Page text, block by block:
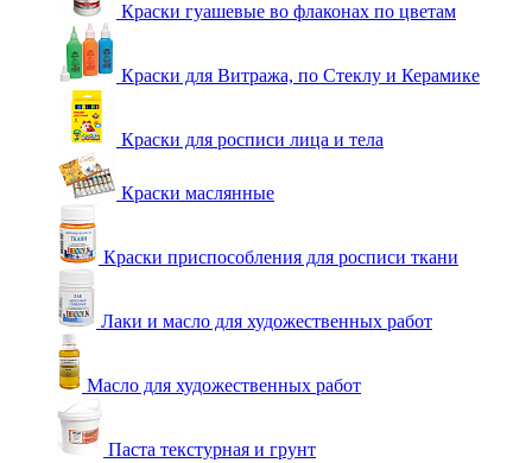
Краски гуашевые во флаконах по цветам
Краски для Витража, по Стеклу и Керамике
Краски для росписи лица и тела
Краски маслянные
Краски приспособления для росписи ткани
Лаки и масло для художественных работ
Масло для художественных работ
Паста текстурная и грунт